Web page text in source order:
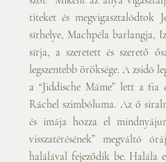
titeket és megvigasztalódtok
sírhelye, Machpéla barlangja,
sírja, a szeretett és szerető
legszentebb öröksége. A zsidó
a “Jiddische Máme” lett a fia
Ráchel szimbóluma. Az ő
és imája hozza el
visszatérésének” megváltó
halálával fejeződik be. Halála